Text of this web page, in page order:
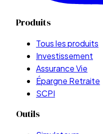
Produits
Tous les produits
Investissement
Assurance Vie
Épargne Retraite
SCPI
Outils